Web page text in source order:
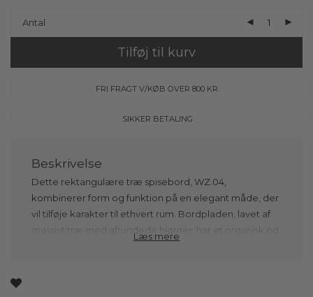
Antal
Tilføj til kurv
FRI FRAGT V/KØB OVER 800 KR.
SIKKER BETALING
Dette rektangulære træ spisebord, WZ.04,
kombinerer form og funktion på en elegant måde, der
vil tilføje karakter til ethvert rum. Bordpladen, lavet af
massivt træ med afrundede hjørner, har et organisk og
Læs mere